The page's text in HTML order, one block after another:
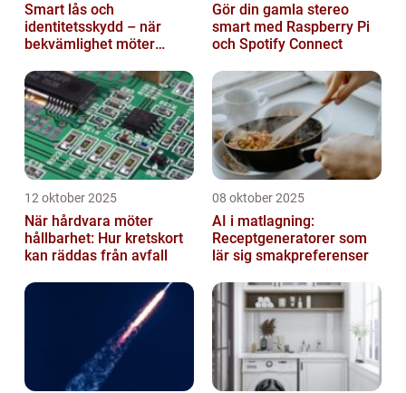
Smart lås och
identitetsskydd – när
bekvämlighet möter
Gör din gamla stereo
smart med Raspberry Pi
och Spotify Connect
12 oktober 2025
När hårdvara möter
hållbarhet: Hur kretskort
kan räddas från avfall
08 oktober 2025
AI i matlagning:
Receptgeneratorer som
lär sig smakpreferenser